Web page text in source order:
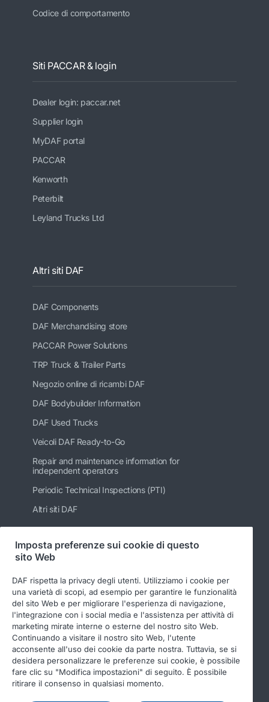
Codice di comportamento
Siti PACCAR & login
Dealer login: paccar.net
Supplier login
MyDAF portal
PACCAR
Kenworth
Peterbilt
Leyland Trucks Ltd
Altri siti DAF
DAF Components
DAF Merchandising store
PACCAR Power Solutions
TRP Truck & Trailer Parts
Negozio online di ricambi DAF
DAF Bodybuilder Information
DAF Used Trucks
Veicoli DAF Ready-to-Go
Repair and maintenance information for
independent operators
Periodic Technical Inspections (PTI)
Altri siti DAF
Seguici
© 2026 DAF Legal notice
Privacy statement
General conditions
DAF and cookies
Imposta preferenze sui cookie di questo
sito Web
DAF rispetta la privacy degli utenti. Utilizziamo i cookie per
una varietà di scopi, ad esempio per garantire le funzionalità
del sito Web e per migliorare l'esperienza di navigazione,
l'integrazione con i social media e l'assistenza per attività di
marketing mirate interne o esterne del nostro sito Web.
Continuando a visitare il nostro sito Web, l'utente
acconsente all'uso dei cookie da parte nostra. Tuttavia, se si
desidera personalizzare le preferenze sui cookie, è possibile
fare clic su "Modifica impostazioni" di seguito. È possibile
ritirare il consenso in qualsiasi momento.